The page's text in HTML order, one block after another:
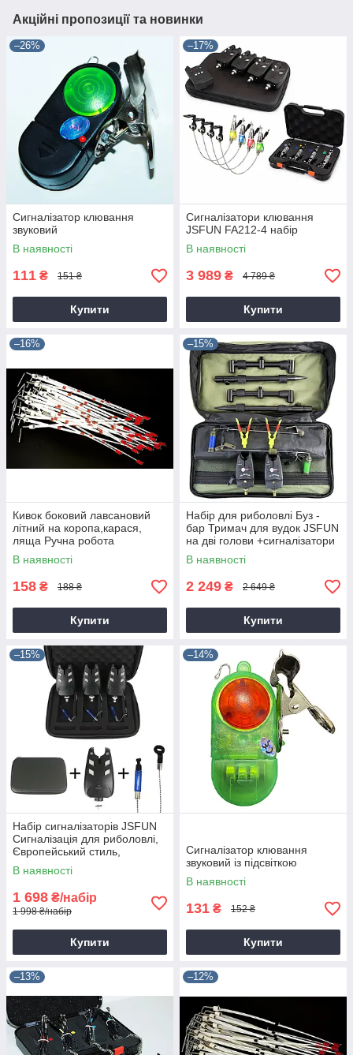
Акційні пропозиції та новинки
–26%
Сигналізатор клювання
звуковий
В наявності
111 ₴ 151 ₴
Купити
–17%
Сигналізатори клювання
JSFUN FA212-4 набір
В наявності
3 989 ₴ 4 789 ₴
Купити
–16%
Кивок боковий лавсановий
літний на коропа,карася,
ляща Ручна робота
В наявності
158 ₴ 188 ₴
Купити
–15%
Набір для риболовлі Буз -
бар Тримач для вудок JSFUN
на дві голови +сигналізатори
+ сумка
В наявності
2 249 ₴ 2 649 ₴
Купити
–15%
Набір сигналізаторів JSFUN
Сигналізація для риболовлі,
Європейський стиль,
3+3+Коробка
В наявності
1 698 ₴/набір
1 998 ₴/набір
Купити
–14%
Сигналізатор клювання
звуковий із підсвіткою
В наявності
131 ₴ 152 ₴
Купити
–13% –12%